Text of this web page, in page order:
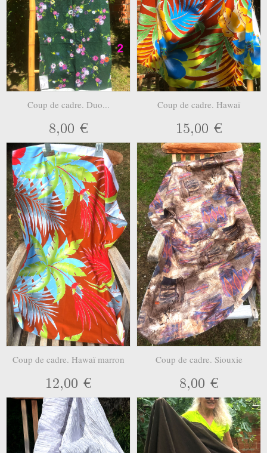
Coup de cadre. Duo...
8,00 €
Coup de cadre. Hawaï
15,00 €
Coup de cadre. Hawaï marron
12,00 €
Coup de cadre. Siouxie
8,00 €